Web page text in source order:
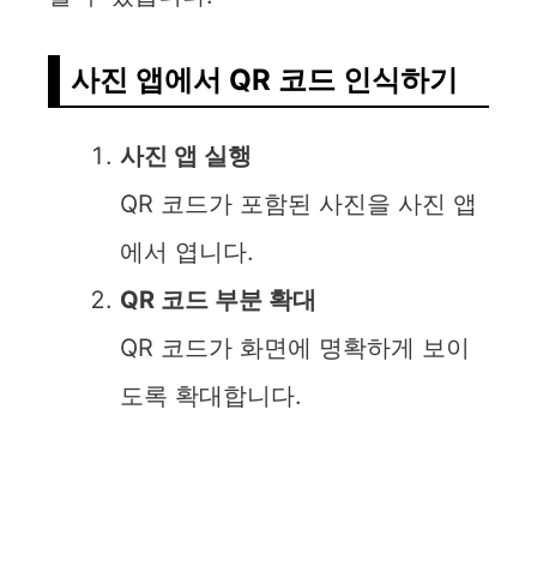
사진 앱에서 QR 코드 인식하기
사진 앱 실행
QR 코드가 포함된 사진을 사진 앱
에서 엽니다.
QR 코드 부분 확대
QR 코드가 화면에 명확하게 보이
도록 확대합니다.